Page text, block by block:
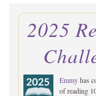
2025
Emmyhas
of reading